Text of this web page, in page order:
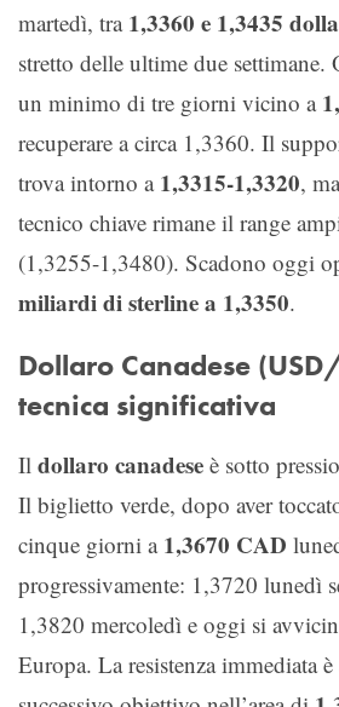
martedì, tra 1,3360 e 1,3435
stretto delle ultime due settimane.
un minimo di tre giorni vicino a
recuperare a circa 1,3360. Il
trova intorno a 1,3315-1,3320,
tecnico chiave rimane il range
(1,3255-1,3480). Scadono oggi
miliardi di sterline a 1,3350.
Dollaro Canadese
tecnica significativa
Il dollaro canadese è sotto
Il biglietto verde, dopo aver
cinque giorni a 1,3670 CAD
progressivamente: 1,3720 lunedì
1,3820 mercoledì e oggi si
Europa. La resistenza immediata è